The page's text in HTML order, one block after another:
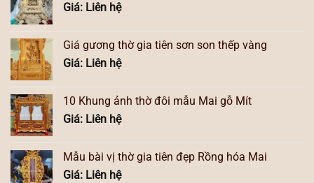
Giá: Liên hệ
Giá gương thờ gia tiên sơn son thếp vàng
Giá: Liên hệ
10 Khung ảnh thờ đôi mẫu Mai gỗ Mít
Giá: Liên hệ
Mẫu bài vị thờ gia tiên đẹp Rồng hóa Mai
Giá: Liên hệ